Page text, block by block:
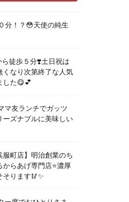
分！？😳天使の純生
ら徒歩５分❣️土日祝は
くなり次第終了な人気
した😋💕
マ友ランチでガッツ
ーズナブルに美味しい
町店】明治創業のち
らあげ専門店⭐️濃厚
ります🥢✨